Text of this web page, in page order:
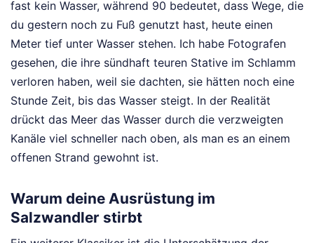
fast kein Wasser, während 90 bedeutet, dass Wege, die
du gestern noch zu Fuß genutzt hast, heute einen
Meter tief unter Wasser stehen. Ich habe Fotografen
gesehen, die ihre sündhaft teuren Stative im Schlamm
verloren haben, weil sie dachten, sie hätten noch eine
Stunde Zeit, bis das Wasser steigt. In der Realität
drückt das Meer das Wasser durch die verzweigten
Kanäle viel schneller nach oben, als man es an einem
offenen Strand gewohnt ist.
Warum deine Ausrüstung im
Salzwandler stirbt